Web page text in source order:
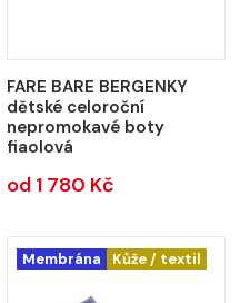
FARE BARE BERGENKY
dětské celoroční
nepromokavé boty
fiaolová
od 1 780 Kč
Membrána Kůže / textil